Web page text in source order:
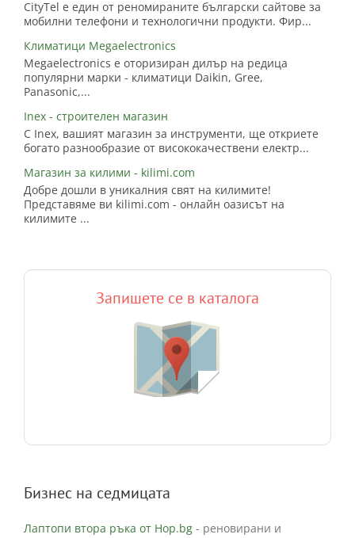
CityTel е един от реномираните български сайтове за
мобилни телефони и технологични продукти. Фир...
Климатици Megaelectronics
Megaelectronics е оторизиран дилър на редица
популярни марки - климатици Daikin, Gree,
Panasonic,...
Inex - строителен магазин
С Inex, вашият магазин за инструменти, ще откриете
богато разнообразие от висококачествени електр...
Магазин за килими - kilimi.com
Добре дошли в уникалния свят на килимите!
Представяме ви kilimi.com - онлайн оазисът на
килимите ...
Запишете се в каталога
Бизнес на седмицата
Лаптопи втора ръка от Hop.bg - реновирани и